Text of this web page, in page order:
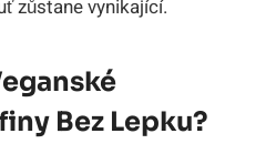
zůstane vynikající.
Bez Lepku?